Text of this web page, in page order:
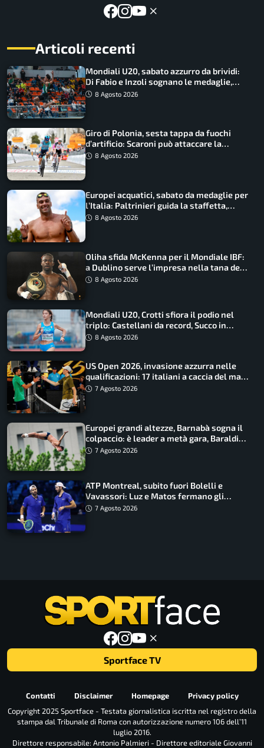
Articoli recenti
Mondiali U20, sabato azzurro da brividi:
Di Fabio e Inzoli sognano le medaglie,
Castellani e Succo in finale
8 Agosto 2026
Giro di Polonia, sesta tappa da fuochi
d’artificio: Scaroni può attaccare la
maglia di Lemmen
8 Agosto 2026
Europei acquatici, sabato da medaglie per
l’Italia: Paltrinieri guida la staffetta,
Barnabà sogna l’oro dalle grandi altezze
8 Agosto 2026
Oliha sfida McKenna per il Mondiale IBF:
a Dublino serve l’impresa nella tana del
lupo8 Agosto 2026
Mondiali U20, Crotti sfiora il podio nel
triplo: Castellani da record, Succo in
finale
8 Agosto 2026
US Open 2026, invasione azzurra nelle
qualificazioni: 17 italiani a caccia del main
draw7 Agosto 2026
Europei grandi altezze, Barnabà sogna il
colpaccio: è leader a metà gara, Baraldi
ancora in corsa
7 Agosto 2026
ATP Montreal, subito fuori Bolelli e
Vavassori: Luz e Matos fermano gli
azzurri
7 Agosto 2026
Sportface TV
Contatti Disclaimer Homepage
Privacy policy
Copyright 2025 Sportface - Testata giornalistica iscritta nel registro della
stampa dal Tribunale di Roma con autorizzazione numero 106 dell’11
luglio 2016.
Direttore responsabile: Antonio Palmieri - Direttore editoriale Giovanni